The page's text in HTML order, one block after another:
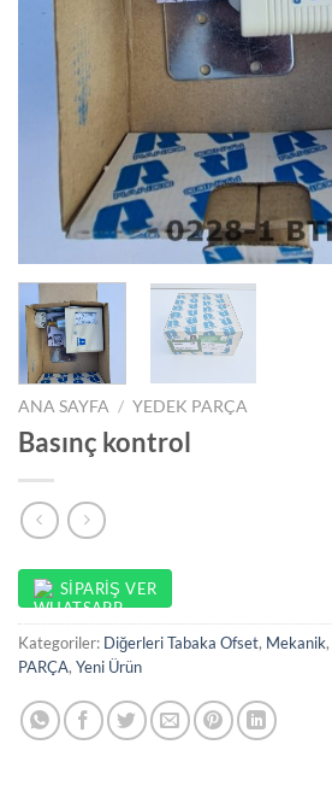
ANA SAYFA / YEDEK PARÇA
Basınç kontrol
SIPARIŞ VER
Kategoriler: Diğerleri Tabaka Ofset, Mekanik,
PARÇA, Yeni Ürün